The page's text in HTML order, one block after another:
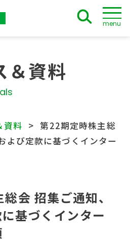
menu
＆資料
資料
第22期定時株主総
よび定款に基づくインター
会 招集ご通知、
基づくインター